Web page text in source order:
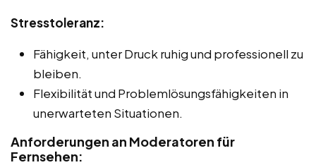
Stresstoleranz:
Fähigkeit, unter Druck ruhig und professionell zu
bleiben.
Flexibilität und Problemlösungsfähigkeiten in
unerwarteten Situationen.
Anforderungen an Moderatoren für
Fernsehen: